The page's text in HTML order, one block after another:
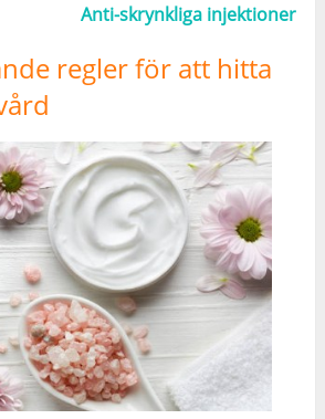
Anti-skrynkliga injektioner
regler för att hitta